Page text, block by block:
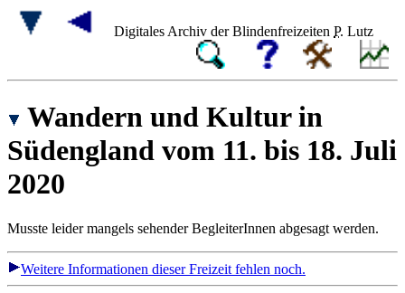
Digitales Archiv der BlindenfreizeitenP. Lutz
Wandern und Kultur in
Südengland vom 11. bis 18. Juli
2020
Musste leider mangels sehender BegleiterInnen abgesagt werden.
Weitere Informationen dieser Freizeit fehlen noch.